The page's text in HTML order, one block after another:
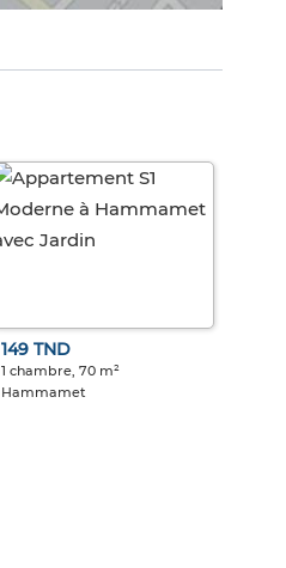
149 TND
1 chambre, 70 m²
Hammamet